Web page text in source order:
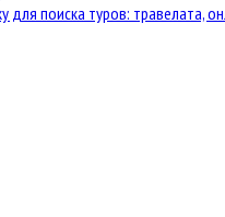
поиска туров: травелата,